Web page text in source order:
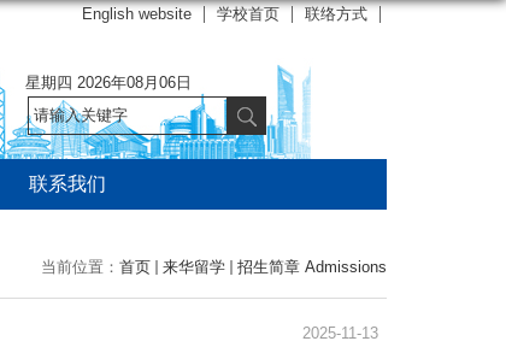
English website 学校首页 联络方式
星期四 2026年08月06日
联系我们
当前位置： 首页 来华留学 招生简章 Admissions
2025-11-13